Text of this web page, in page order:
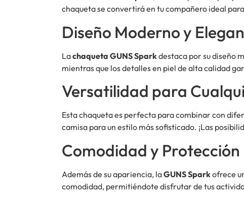
chaqueta se convertirá en tu compañero ideal
Diseño Moderno y
Lachaqueta GUNS Sparkdestaca por su diseño
mientras que los detalles en piel de alta calidad
Versatilidad para
Esta chaqueta es perfecta para combinar con
camisa para un estilo más sofisticado. ¡Las
Comodidad y Protección
Además de su apariencia, laGUNS Sparkofrece
comodidad, permitiéndote disfrutar de tus